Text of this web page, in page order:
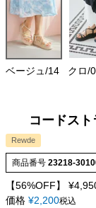
ベージュ/14 クロ/
コードスト
Rewde
商品番号 23218-
【56%OFF】 ¥
価格 ¥2,200税込